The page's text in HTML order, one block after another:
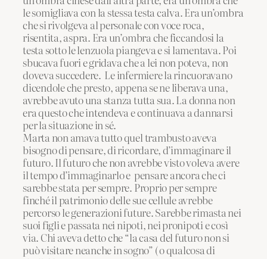
le somigliava con la stessa testa calva. Era un’ombra
che si rivolgeva al personale con voce roca,
risentita, aspra. Era un’ombra che ficcandosi la
testa sotto le lenzuola piangeva e si lamentava. Poi
sbucava fuori e gridava che a lei non poteva, non
doveva succedere. Le infermiere la rincuoravano
dicendole che presto, appena se ne liberava una,
avrebbe avuto una stanza tutta sua. La donna non
era questo che intendeva e continuava a dannarsi
per la situazione in sé.
Marta non amava tutto quel trambusto aveva
bisogno di pensare, di ricordare, d’immaginare il
futuro. Il futuro che non avrebbe visto voleva avere
il tempo d’immaginarlo e pensare ancora che ci
sarebbe stata per sempre. Proprio per sempre
finché il patrimonio delle sue cellule avrebbe
percorso le generazioni future. Sarebbe rimasta nei
suoi figli e passata nei nipoti, nei pronipoti e così
via. Chi aveva detto che “la casa del futuro non si
può visitare neanche in sogno” ( o qualcosa di